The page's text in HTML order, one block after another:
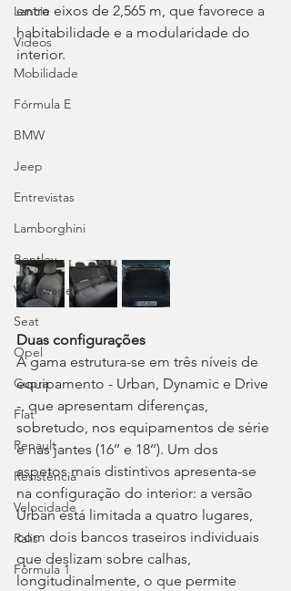
Lancia
Videos
Mobilidade
Fórmula E
BMW
Jeep
Entrevistas
Lamborghini
Bentley
Volkswagen
Seat
Opel
Cupra
Fiat
Renault
Resistência
Velocidade
Ralis
Fórmula 1
entre eixos de 2,565 m, que favorece a
habitabilidade e a modularidade do
interior.
Duas configurações
A gama estrutura-se em três níveis de
equipamento - Urban, Dynamic e Drive
-, que apresentam diferenças,
sobretudo, nos equipamentos de série
e nas jantes (16’’ e 18’’). Um dos
aspetos mais distintivos apresenta-se
na configuração do interior: a versão
Urban está limitada a quatro lugares,
com dois bancos traseiros individuais
que deslizam sobre calhas,
longitudinalmente, o que permite